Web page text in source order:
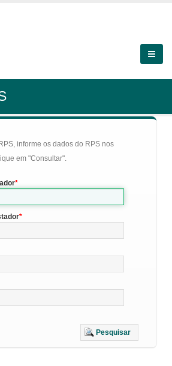
informe os dados do RPS nos
em "Consultar".
Pesquisar